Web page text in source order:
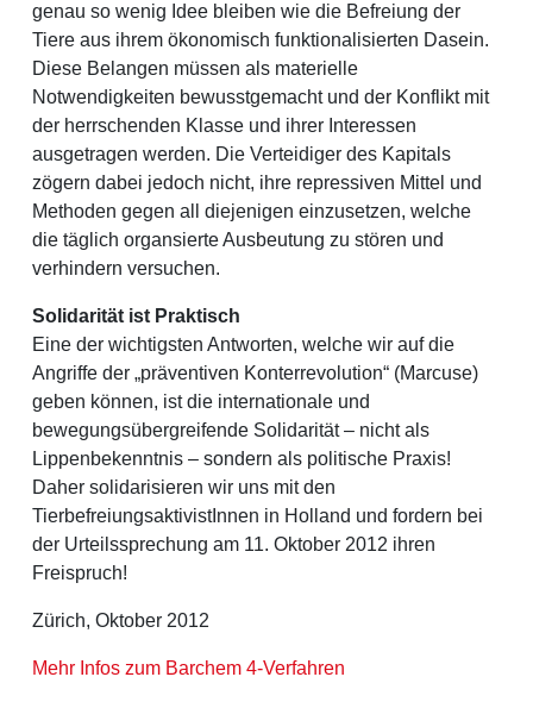
genau so wenig Idee bleiben wie die Befreiung der
Tiere aus ihrem ökonomisch funktionalisierten Dasein.
Diese Belangen müssen als materielle
Notwendigkeiten bewusstgemacht und der Konflikt mit
der herrschenden Klasse und ihrer Interessen
ausgetragen werden. Die Verteidiger des Kapitals
zögern dabei jedoch nicht, ihre repressiven Mittel und
Methoden gegen all diejenigen einzusetzen, welche
die täglich organsierte Ausbeutung zu stören und
verhindern versuchen.
Solidarität ist Praktisch
Eine der wichtigsten Antworten, welche wir auf die
Angriffe der „präventiven Konterrevolution“ (Marcuse)
geben können, ist die internationale und
bewegungsübergreifende Solidarität – nicht als
Lippenbekenntnis – sondern als politische Praxis!
Daher solidarisieren wir uns mit den
TierbefreiungsaktivistInnen in Holland und fordern bei
der Urteilssprechung am 11. Oktober 2012 ihren
Freispruch!
Zürich, Oktober 2012
Mehr Infos zum Barchem 4-Verfahren